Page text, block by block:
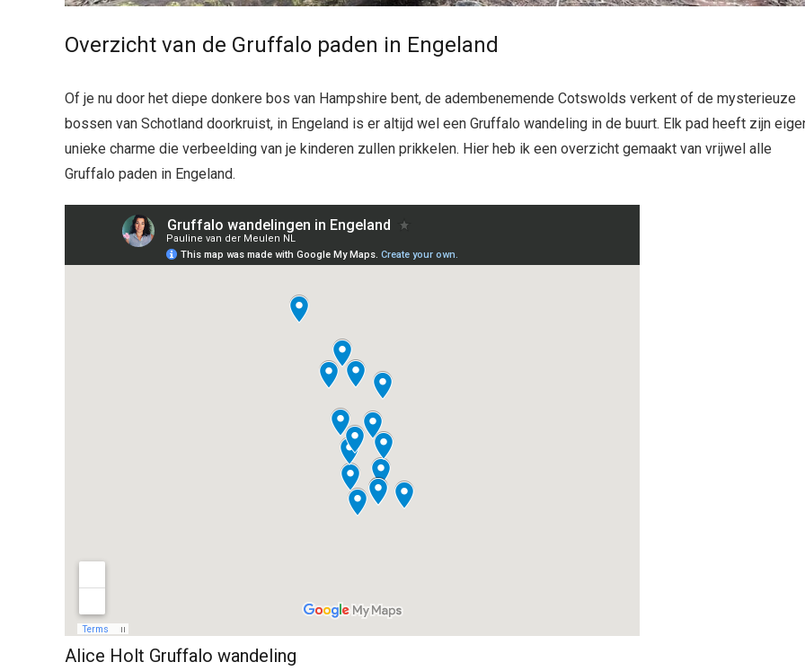
Overzicht van de Gruffalo paden in Engeland
Of je nu door het diepe donkere bos van Hampshire bent, de adembenemende Cotswolds verkent of de mysterieuze
bossen van Schotland doorkruist, in Engeland is er altijd wel een Gruffalo wandeling in de buurt. Elk pad heeft zijn
unieke charme die verbeelding van je kinderen zullen prikkelen. Hier heb ik een overzicht gemaakt van vrijwel alle
Gruffalo paden in Engeland.
Alice Holt Gruffalo wandeling